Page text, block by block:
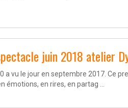
juin 2018 atelier
a vu le jour en septembre 2017. Ce
émotions, en rires, en partag ...